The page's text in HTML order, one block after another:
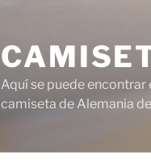
Aquí se puede
camiseta de Alemania